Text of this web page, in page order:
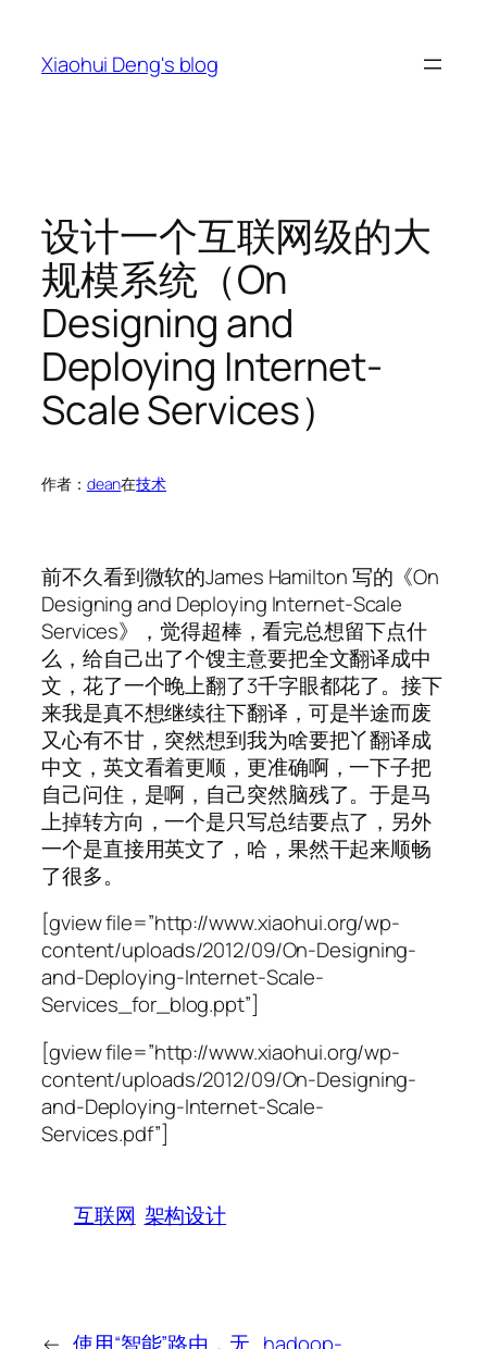
Xiaohui Deng's blog
设计一个互联网级的大
规模系统（On
Designing and
Deploying Internet-
Scale Services）
作者： dean在技术
前不久看到微软的James Hamilton 写的《On
Designing and Deploying Internet-Scale
Services》，觉得超棒，看完总想留下点什
么，给自己出了个馊主意要把全文翻译成中
文，花了一个晚上翻了3千字眼都花了。接下
来我是真不想继续往下翻译，可是半途而废
又心有不甘，突然想到我为啥要把丫翻译成
中文，英文看着更顺，更准确啊，一下子把
自己问住，是啊，自己突然脑残了。于是马
上掉转方向，一个是只写总结要点了，另外
一个是直接用英文了，哈，果然干起来顺畅
了很多。
[gview file=”http://www.xiaohui.org/wp-
content/uploads/2012/09/On-Designing-
and-Deploying-Internet-Scale-
Services_for_blog.ppt”]
[gview file=”http://www.xiaohui.org/wp-
content/uploads/2012/09/On-Designing-
and-Deploying-Internet-Scale-
Services.pdf”]
互联网 架构设计
← 使用“智能”路由，无 hadoop-